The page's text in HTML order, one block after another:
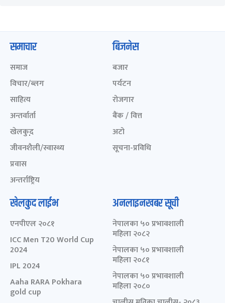
समाचार
समाज
विचार/ब्लग
साहित्य
अन्तर्वार्ता
खेलकुद़़
जीवनशैली/स्वास्थ्य
प्रवास
अन्तर्राष्ट्रिय
बिजनेस
बजार
पर्यटन
रोजगार
बैंक / वित्त
अटो
सूचना-प्रविधि
खेलकुद लाईभ
एनपीएल २०८१
ICC Men T20 World Cup
2024
IPL 2024
Aaha RARA Pokhara
gold cup
अनलाइनखबर सूची
नेपालका ५० प्रभावशाली
महिला २०८२
नेपालका ५० प्रभावशाली
महिला २०८१
नेपालका ५० प्रभावशाली
महिला २०८०